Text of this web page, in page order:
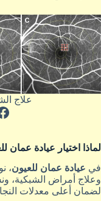
علاج
لماذا اختيار عيادة عمان
في عيادة عمان للعيون،
وعلاج أمراض الشبكية،
لضمان أعلى معدلات